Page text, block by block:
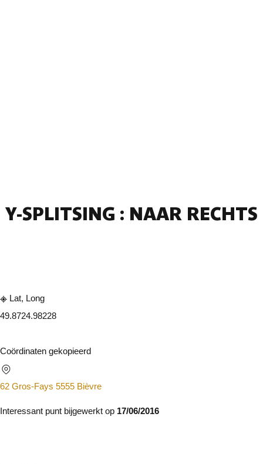
Y-SPLITSING : NAAR RECHTS
Lat, Long
49.8724.98228
Coördinaten gekopieerd
62 Gros-Fays 5555 Bièvre
Interessant punt bijgewerkt op 17/06/2016